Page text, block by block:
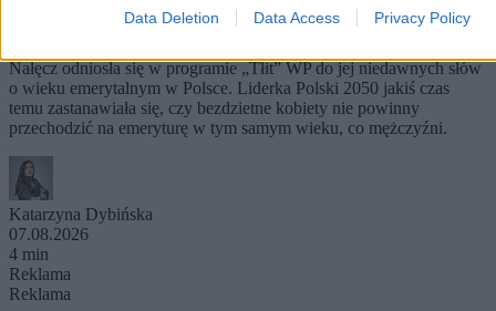
Data Deletion Data Access Privacy Policy
– Dość chowania głowy w piasek. Wszyscy wiedzą, że jest problem
Nałęcz odniosła się w programie „Tłit” WP do jej niedawnych słów
o wieku emerytalnym w Polsce. Liderka Polski 2050 jakiś czas
temu zastanawiała się, czy bezdzietne kobiety nie powinny
przechodzić na emeryturę w tym samym wieku, co mężczyźni.
Katarzyna Dybińska
07.08.2026
4 min
Reklama
Reklama